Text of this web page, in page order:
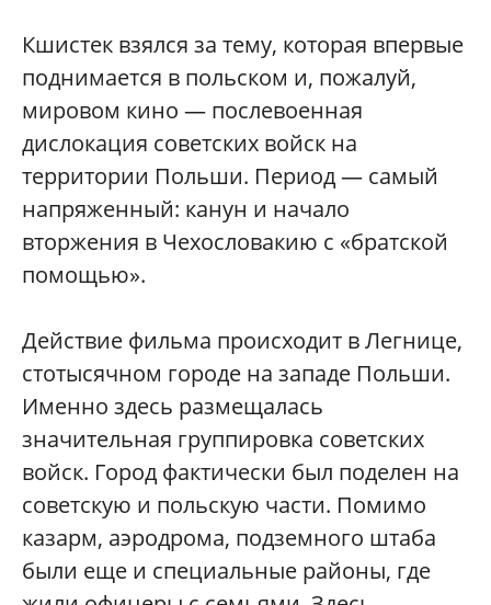
Кшистек взялся за тему, которая впервые
поднимается в польском и, пожалуй,
мировом кино — послевоенная
дислокация советских войск на
территории Польши. Период — самый
напряженный: канун и начало
вторжения в Чехословакию с «братской
помощью».
Действие фильма происходит в Легнице,
стотысячном городе на западе Польши.
Именно здесь размещалась
значительная группировка советских
войск. Город фактически был поделен на
советскую и польскую части. Помимо
казарм, аэродрома, подземного штаба
были еще и специальные районы, где